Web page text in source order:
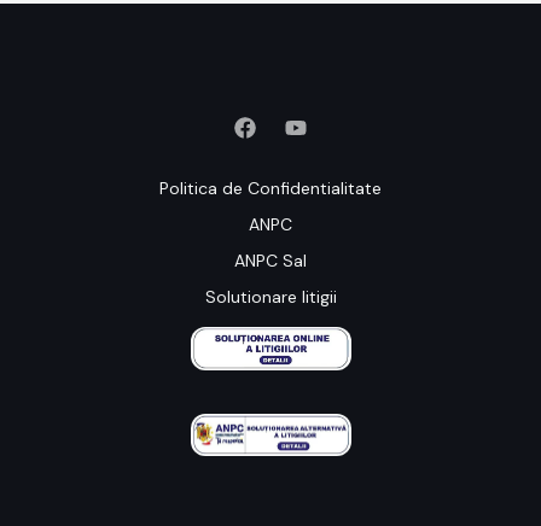
Politica de Confidentialitate
ANPC
ANPC Sal
Solutionare litigii